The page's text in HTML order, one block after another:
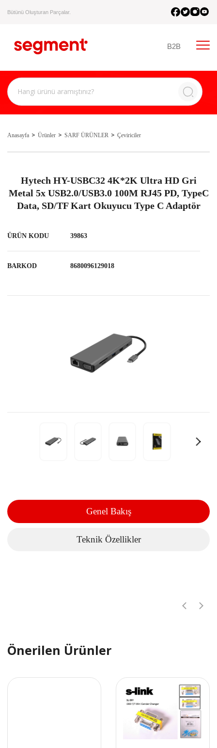
Bütünü Oluşturan Parçalar.
B2B
Anasayfa Ürünler SARF ÜRÜNLER Çeviriciler
Hytech HY-USBC32 4K*2K Ultra HD Gri
Metal 5x USB2.0/USB3.0 100M RJ45 PD, TypeC
Data, SD/TF Kart Okuyucu Type C Adaptör
ÜRÜN KODU 39863
BARKOD 8680096129018
Genel Bakış
Teknik Özellikler
Önerilen Ürünler